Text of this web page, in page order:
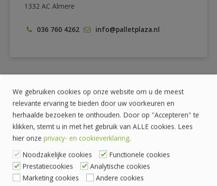
1332 AC Almere
036 760 4262 info@palletplaza.nl
DE VOORDELEN VAN PALLETPLAZA
Prijzen zijn exclusief BTW
Veilig betalen met iDeal
Ophalen of laten bezorgen
We gebruiken cookies op onze website om u de meest
relevante ervaring te bieden door uw voorkeuren en
herhaalde bezoeken te onthouden. Door op "Accepteren" te
klikken, stemt u in met het gebruik van ALLE cookies. Lees
hier onze privacy- en cookieverklaring.
Noodzakelijke cookies
Functionele cookies
Prestatiecookies
Analytische cookies
Marketing cookies
Andere cookies